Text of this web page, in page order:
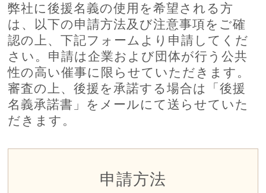
弊社に後援名義の使用を希望される方
は、以下の申請方法及び注意事項をご確
認の上、下記フォームより申請してくだ
さい。申請は企業および団体が行う公共
性の高い催事に限らせていただきます。
審査の上、後援を承諾する場合は「後援
名義承諾書」をメールにて送らせていた
だきます。
申請方法